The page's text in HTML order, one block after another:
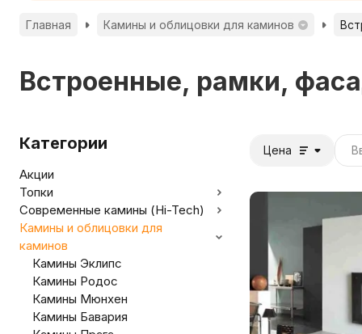
Главная Камины и облицовки для каминов
Встроенные, рамки,
Цена
Категории
Акции
Топки
Современные камины (Hi-Tech)
Камины и облицовки для
каминов
Камины Эклипс
Камины Родос
Камины Мюнхен
Камины Бавария